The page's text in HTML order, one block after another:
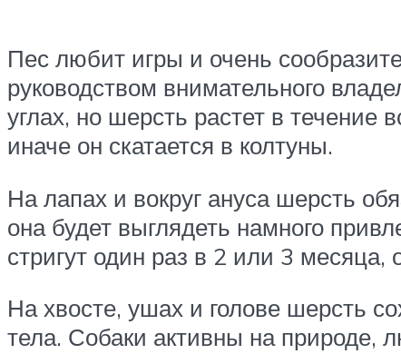
Пес любит игры и очень
руководством внимательного
углах, но шерсть растет в
иначе он скатается в колтуны.
На лапах и вокруг ануса шерсть
она будет выглядеть намного
стригут один раз в 2 или 3
На хвосте, ушах и голове шерсть
тела. Собаки активны на природе,